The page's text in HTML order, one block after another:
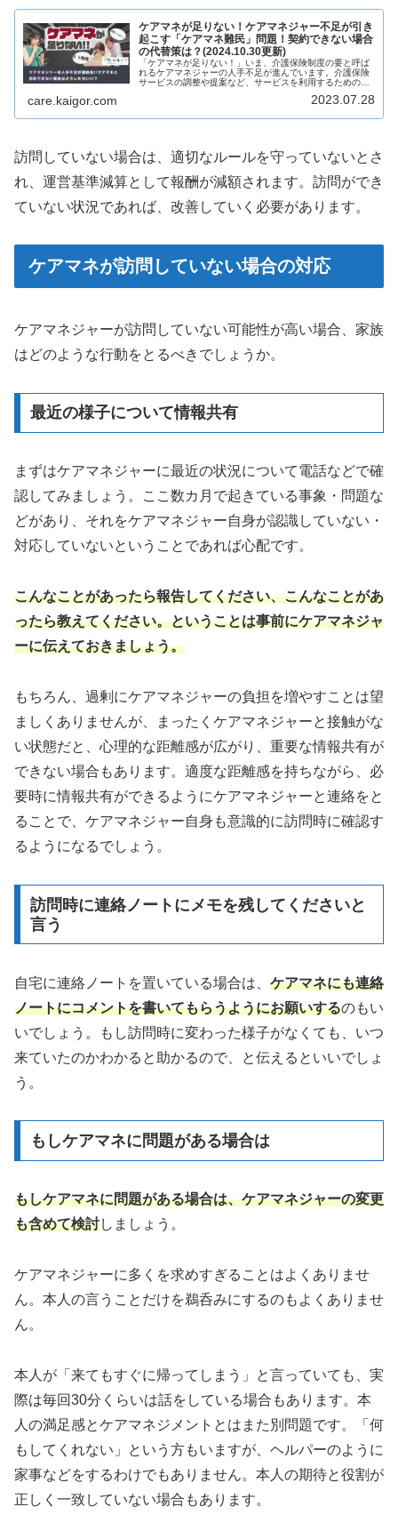
ケアマネが足りない！ケアマネジャー不足が引き
起こす「ケアマネ難民」問題！契約できない場合
の代替策は？(2024.10.30更新)
「ケアマネが足りない！」いま、介護保険制度の要と呼ば
れるケアマネジャーの人手不足が進んでいます。介護保険
サービスの調整や提案など、サービスを利用するための入
care.kaigor.com 2023.07.28
訪問していない場合は、適切なルールを守っていないとさ
れ、運営基準減算として報酬が減額されます。訪問ができ
ていない状況であれば、改善していく必要があります。
ケアマネが訪問していない場合の対応
ケアマネジャーが訪問していない可能性が高い場合、家族
はどのような行動をとるべきでしょうか。
最近の様子について情報共有
まずはケアマネジャーに最近の状況について電話などで確
認してみましょう。ここ数カ月で起きている事象・問題な
どがあり、それをケアマネジャー自身が認識していない・
対応していないということであれば心配です。
こんなことがあったら報告してください、こんなことがあ
ったら教えてください。ということは事前にケアマネジャ
ーに伝えておきましょう。
もちろん、過剰にケアマネジャーの負担を増やすことは望
ましくありませんが、まったくケアマネジャーと接触がな
い状態だと、心理的な距離感が広がり、重要な情報共有が
できない場合もあります。適度な距離感を持ちながら、必
要時に情報共有ができるようにケアマネジャーと連絡をと
ることで、ケアマネジャー自身も意識的に訪問時に確認す
るようになるでしょう。
訪問時に連絡ノートにメモを残してくださいと
言う
自宅に連絡ノートを置いている場合は、 ケアマネにも連絡
ノートにコメントを書いてもらうようにお願いするのもい
いでしょう。もし訪問時に変わった様子がなくても、いつ
来ていたのかわかると助かるので、と伝えるといいでしょ
う。
もしケアマネに問題がある場合は
もしケアマネに問題がある場合は、ケアマネジャーの変更
も含めて検討しましょう。
ケアマネジャーに多くを求めすぎることはよくありませ
ん。本人の言うことだけを鵜呑みにするのもよくありませ
ん。
本人が「来てもすぐに帰ってしまう」と言っていても、実
際は毎回30分くらいは話をしている場合もあります。本
人の満足感とケアマネジメントとはまた別問題です。「何
もしてくれない」という方もいますが、ヘルパーのように
家事などをするわけでもありません。本人の期待と役割が
正しく一致していない場合もあります。